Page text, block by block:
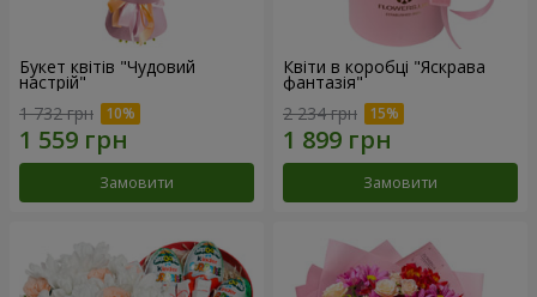
Букет квітів "Чудовий
настрій"
1 732 грн
Замовити
Квіти в коробці "Яскрава
фантазія"
2 234 грн
Замовити